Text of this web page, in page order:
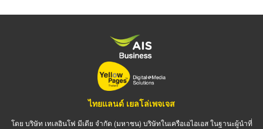
ไทยแลนด์ เยลโล่เพจเจส
โดย บริษัท เทเลอินโฟ มีเดีย จำกัด (มหาชน) บริษัทในเครือเอไอเอส ในฐานะผู้นำที่